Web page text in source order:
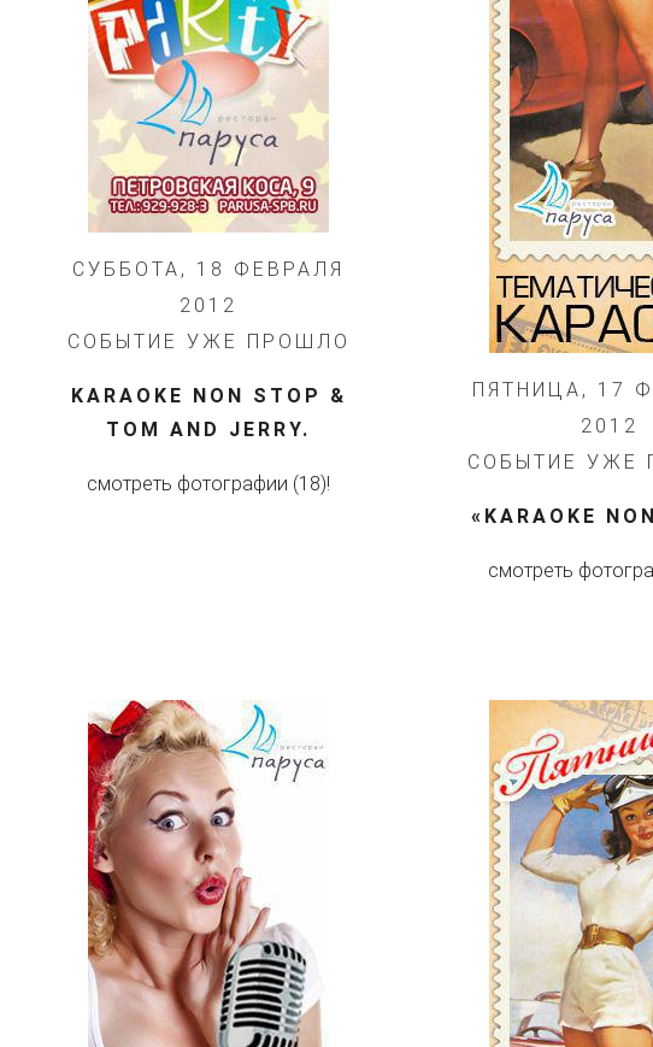
СУББОТА, 18 ФЕВРАЛЯ
2012
СОБЫТИЕ УЖЕ ПРОШЛО
KARAOKE NON STOP &
TOM AND JERRY.
смотреть фотографии (18)!
ПЯТНИЦА, 17
2012
СОБЫТИЕ УЖЕ
«KARAOKE
смотреть